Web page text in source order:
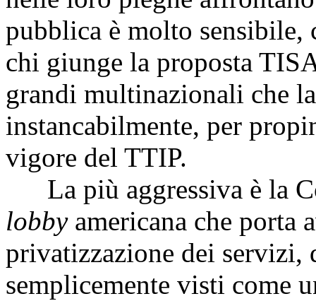
pubblica è molto
chi giunge la proposta
grandi multinazionali che
instancabilmente, per
vigore del TTIP.
La più aggressiva è la
lobbyamericana che porta
privatizzazione dei servizi,
semplicemente visti come